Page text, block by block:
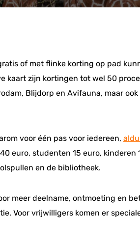
of met flinke korting op pad
kaart zijn kortingen tot wel 50
Blijdorp en Avifauna, maar
voor één pas voor iedereen,
euro, studenten 15 euro, kinderen
en de bibliotheek.
meer deelname, ontmoeting en
Voor vrijwilligers komen er